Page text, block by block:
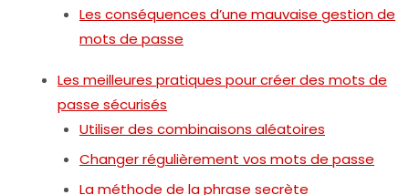
Les conséquences d’une mauvaise gestion de
mots de passe
Les meilleures pratiques pour créer des mots de
passe sécurisés
Utiliser des combinaisons aléatoires
Changer régulièrement vos mots de passe
La méthode de la phrase secrète